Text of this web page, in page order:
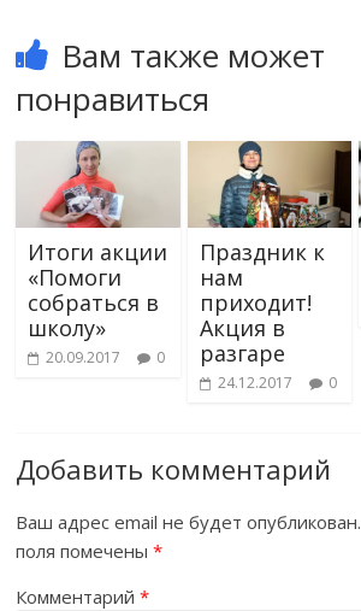
Вам также может
понравиться
Итоги акции
«Помоги
собраться в
школу»
20.09.2017 0
Праздник к
нам
приходит!
Акция в
разгаре
24.12.2017 0
Добавить комментарий
Ваш адрес email не будет опубликован.
поля помечены*
Комментарий*